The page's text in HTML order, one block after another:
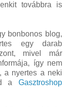
továbbra is
bonbonos blog,
egy darab
mivel már
így nem
a nyertes a neki
a Gasztroshop